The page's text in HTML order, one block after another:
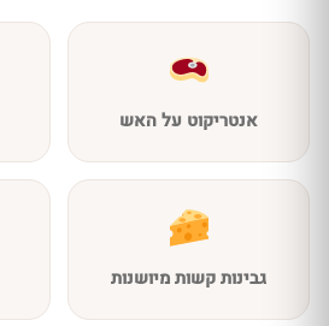
אנטריקוט על האש
גבינות קשות מיושנות